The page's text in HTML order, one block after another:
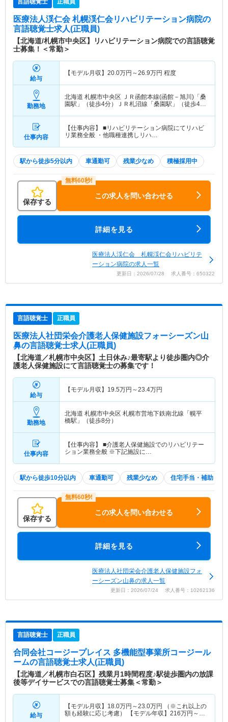
言語聴覚士 正職員
医療法人渓仁会 札幌渓仁会リハビリテーション病院の
言語聴覚士求人(正職員)
【北海道/札幌市中央区】リハビリテーション病院での言語聴覚
士募集！＜常勤＞
給与
【モデル月収】 20.0万円～26.9万円 程度
勤務地
北海道 札幌市中央区 ＪＲ函館本線(函館－旭川)「桑
園駅」（徒歩4分）ＪＲ札沼線「桑園駅」（徒歩4
仕事内容
【仕事内容】 ■リハビリテーション病院にてリハビ
リ業務全般 ・他職種連携しリハ…
駅から徒歩5分以内 車通勤可 残業少なめ 積極採用中
保存する
この求人を問い合わせる
詳細を見る
医療法人渓仁会 札幌渓仁会リハビリテ
ーション病院の求人一覧
更新日：2026/07/28 求人番号：650322
言語聴覚士 正職員
医療法人社団栄会介護老人保健施設フォーシーズン山
鼻の言語聴覚士求人(正職員)
【北海道／札幌市中央区】土日休み♪最寄駅より徒歩圏内◎介
護老人保健施設にて言語聴覚士の募集です！
給与
【モデル月収】 19.5万円～23.4万円
勤務地
北海道 札幌市中央区 札幌市営地下鉄南北線「幌平
橋駅」（徒歩8分）
仕事内容
【仕事内容】 ■介護老人保健施設でのリハビリテー
ション業務全般 ※下記施設に…
駅から徒歩10分以内 車通勤可 残業少なめ 住宅手当・補助
保存する
この求人を問い合わせる
詳細を見る
医療法人社団栄会介護老人保健施設フォ
ーシーズン山鼻の求人一覧
更新日：2026/07/24 求人番号：10262136
言語聴覚士 正職員
合同会社コージープレイス 多機能型事業所コージール
ームの言語聴覚士求人(正職員)
【北海道／札幌市白石区】残業月1時間程度♪駅徒歩圏内の放課
後等デイサービスでの言語聴覚士募集＜常勤＞
給与
【モデル月収】 18.0万円～23.0万円
（※これ以上の
額も経験に応じ考慮） 【モデル年収】 216万円～